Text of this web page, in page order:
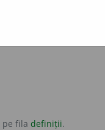
armată, care de
pe fila definiții.